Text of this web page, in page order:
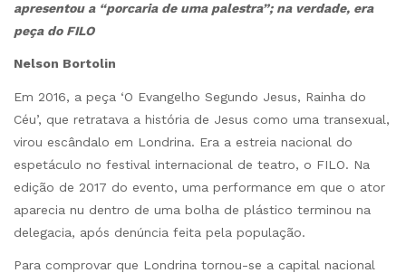
apresentou a “porcaria de uma palestra”; na verdade, era
peça do FILO
Nelson Bortolin
Em 2016, a peça ‘O Evangelho Segundo Jesus, Rainha do
Céu’, que retratava a história de Jesus como uma transexual,
virou escândalo em Londrina. Era a estreia nacional do
espetáculo no festival internacional de teatro, o FILO. Na
edição de 2017 do evento, uma performance em que o ator
aparecia nu dentro de uma bolha de plástico terminou na
delegacia, após denúncia feita pela população.
Para comprovar que Londrina tornou-se a capital nacional